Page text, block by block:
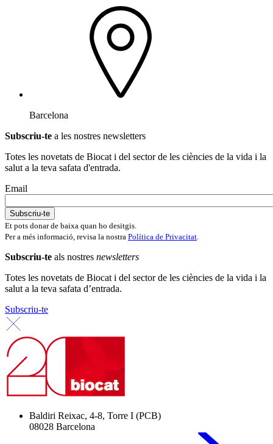
Barcelona
Subscriu-te a les nostres newsletters
Totes les novetats de Biocat i del sector de les ciències de la vida i la
salut a la teva safata d'entrada.
Email
Et pots donar de baixa quan ho desitgis.
Per a més informació, revisa la nostra Política de Privacitat
Subscriu-te als nostres newsletters
Totes les novetats de Biocat i del sector de les ciències de la vida i la
salut a la teva safata d’entrada.
Subscriu-te
Baldiri Reixac, 4-8, Torre I (PCB)
08028 Barcelona